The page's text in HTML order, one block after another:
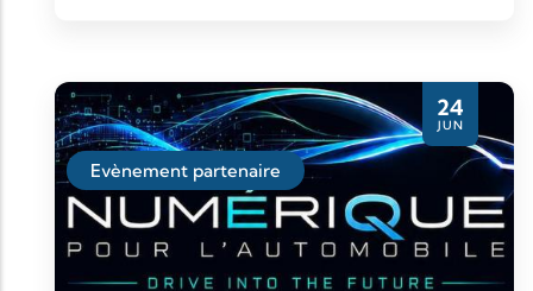
24
JUN
Evènement partenaire